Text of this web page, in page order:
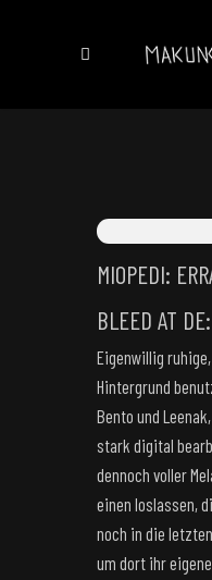
MIOPEDI:
BLEED AT
Eigenwillig
Hintergrund
Bento und
stark digital
dennoch voller
einen loslassen,
noch in die
um dort ihr